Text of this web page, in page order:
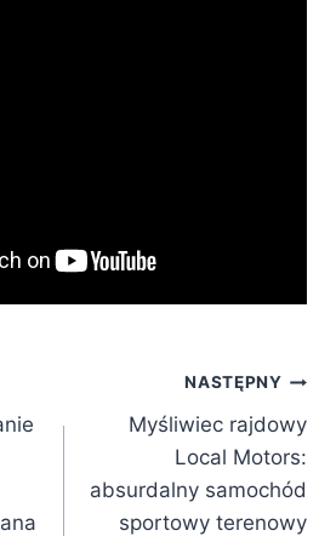
NASTĘPNY
Myśliwiec rajdowy
Local Motors:
absurdalny samochód
sportowy terenowy